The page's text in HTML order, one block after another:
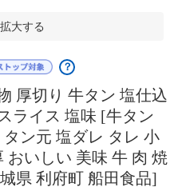
大する
？
厚切り 牛タン 塩仕込
ライス 塩味 [牛タン
ン元 塩ダレ タレ 小
おいしい 美味 牛 肉 焼
県 利府町 船田食品]